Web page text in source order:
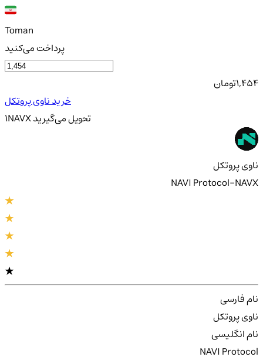
Toman
پرداخت می‌کنید
1,454تومان
خرید ناوی پروتکل
1NAVX تحویلمی‌گیرید
ناوی پروتکل
NAVI Protocol-NAVX
نام فارسی
ناوی پروتکل
نام انگلیسی
NAVI Protocol